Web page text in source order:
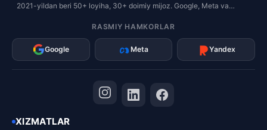
2021-yildan beri 50+ loyiha, 30+ doimiy mijoz. Google, Meta va
RASMIY HAMKORLAR
Google Meta Yandex
XIZMATLAR